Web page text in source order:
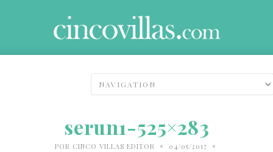
serun1-525×283
POR CINCO VILLAS EDITOR • 04/05/2017 •